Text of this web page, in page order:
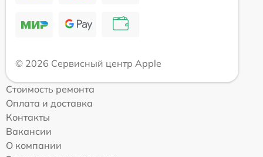
© 2026 Сервисный центр Apple
Стоимость ремонта
Оплата и доставка
Контакты
Вакансии
О компании